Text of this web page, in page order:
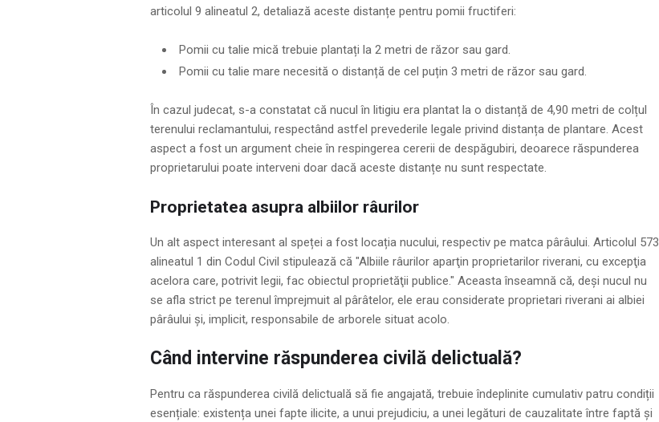
articolul 9 alineatul 2, detaliază aceste distanțe pentru pomii fructiferi:
Pomii cu talie mică trebuie plantați la 2 metri de răzor sau gard.
Pomii cu talie mare necesită o distanță de cel puțin 3 metri de răzor sau gard.
În cazul judecat, s-a constatat că nucul în litigiu era plantat la o distanță de 4,90 metri de colțul
terenului reclamantului, respectând astfel prevederile legale privind distanța de plantare. Acest
aspect a fost un argument cheie în respingerea cererii de despăgubiri, deoarece răspunderea
proprietarului poate interveni doar dacă aceste distanțe nu sunt respectate.
Proprietatea asupra albiilor râurilor
Un alt aspect interesant al speței a fost locația nucului, respectiv pe matca pârâului. Articolul 573
alineatul 1 din Codul Civil stipulează că "Albiile râurilor aparţin proprietarilor riverani, cu excepţia
acelora care, potrivit legii, fac obiectul proprietăţii publice." Aceasta înseamnă că, deși nucul nu
se afla strict pe terenul împrejmuit al pârâtelor, ele erau considerate proprietari riverani ai albiei
pârâului și, implicit, responsabile de arborele situat acolo.
Când intervine răspunderea civilă delictuală?
Pentru ca răspunderea civilă delictuală să fie angajată, trebuie îndeplinite cumulativ patru condiții
esențiale: existența unei fapte ilicite, a unui prejudiciu, a unei legături de cauzalitate între faptă și